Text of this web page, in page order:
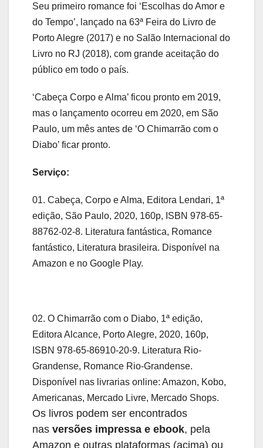
Seu primeiro romance foi ‘Escolhas do Amor e
do Tempo’, lançado na 63ª Feira do Livro de
Porto Alegre (2017) e no Salão Internacional do
Livro no RJ (2018), com grande aceitação do
público em todo o país.
‘Cabeça Corpo e Alma’ ficou pronto em 2019,
mas o lançamento ocorreu em 2020, em São
Paulo, um mês antes de ‘O Chimarrão com o
Diabo’ ficar pronto.
Serviço:
01. Cabeça, Corpo e Alma, Editora Lendari, 1ª
edição, São Paulo, 2020, 160p, ISBN 978-65-
88762-02-8. Literatura fantástica, Romance
fantástico, Literatura brasileira. Disponível na
Amazon e no Google Play.
02. O Chimarrão com o Diabo, 1ª edição,
Editora Alcance, Porto Alegre, 2020, 160p,
ISBN 978-65-86910-20-9. Literatura Rio-
Grandense, Romance Rio-Grandense.
Disponível nas livrarias online: Amazon, Kobo,
Americanas, Mercado Livre, Mercado Shops.
Os livros podem ser encontrados
nas versões impressa e ebook, pela
Amazon e outras plataformas (acima) ou